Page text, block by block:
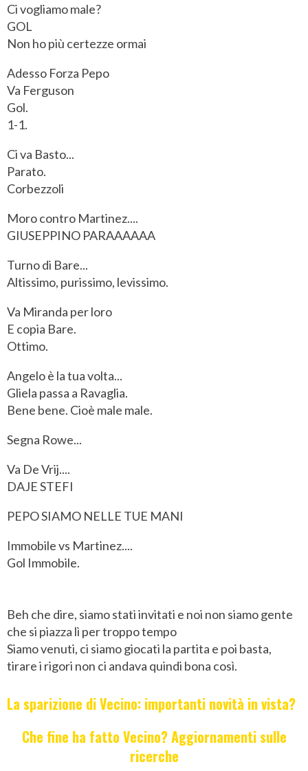
Ci vogliamo male?
GOL
Non ho più certezze ormai
Adesso Forza Pepo
Va Ferguson
Gol.
1-1.
Ci va Basto...
Parato.
Corbezzoli
Moro contro Martinez....
GIUSEPPINO PARAAAAAA
Turno di Bare...
Altissimo, purissimo, levissimo.
Va Miranda per loro
E copia Bare.
Ottimo.
Angelo è la tua volta...
Gliela passa a Ravaglia.
Bene bene. Cioè male male.
Segna Rowe...
Va De Vrij....
DAJE STEFI
PEPO SIAMO NELLE TUE MANI
Immobile vs Martinez....
Gol Immobile.
Beh che dire, siamo stati invitati e noi non siamo gente
che si piazza lì per troppo tempo
Siamo venuti, ci siamo giocati la partita e poi basta,
tirare i rigori non ci andava quindi bona così.
La sparizione di Vecino: importanti novità in vista?
Che fine ha fatto Vecino? Aggiornamenti sulle
ricerche